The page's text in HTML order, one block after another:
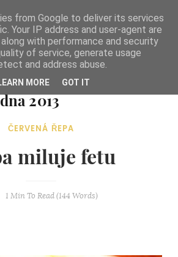
zahrady do kuchyně
vegetariánské recepty
a skvělé jídlo.
2013
ČERVENÁ ŘEPA
miluje fetu
1 MinTo Read (144Words)
from Google to deliver its services
Your IP address and user-agent are
with performance and security
of service, generate usage
and address abuse.
MORE GOT IT